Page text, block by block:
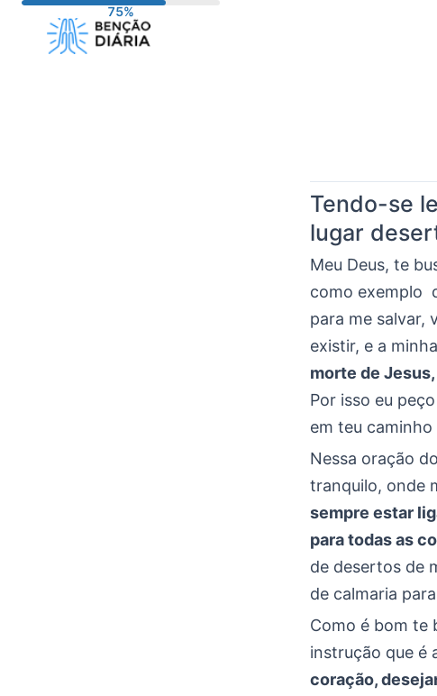
Tendo-se
lugar
Meu Deus, te
como exemplo
para me salvar,
existir, e a
morte de
Por isso eu
em teu
Nessa oração
tranquilo, onde
sempre estar
para todas as
de desertos de
de calmaria
Como é bom te
instrução que é
coração,